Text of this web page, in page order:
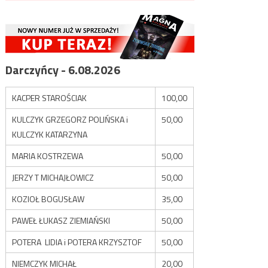
Darczyńcy - 6.08.2026
KACPER STAROŚCIAK
100,00
KULCZYK GRZEGORZ POLIŃSKA i
KULCZYK KATARZYNA
50,00
MARIA KOSTRZEWA
50,00
JERZY T MICHAJŁOWICZ
50,00
KOZIOŁ BOGUSŁAW
35,00
PAWEŁ ŁUKASZ ZIEMIAŃSKI
50,00
POTERA LIDIA i POTERA KRZYSZTOF
50,00
NIEMCZYK MICHAŁ
20,00